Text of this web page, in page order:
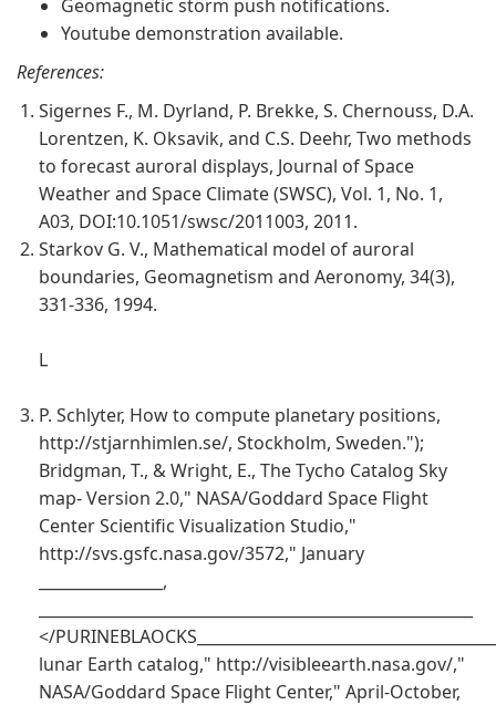
Geomagnetic storm push notifications.
Youtube demonstration available.
References:
Sigernes F., M. Dyrland, P. Brekke, S. Chernouss, D.A.
Lorentzen, K. Oksavik, and C.S. Deehr, Two methods
to forecast auroral displays, Journal of Space
Weather and Space Climate (SWSC), Vol. 1, No. 1,
A03, DOI:10.1051/swsc/2011003, 2011.
Starkov G. V., Mathematical model of auroral
boundaries, Geomagnetism and Aeronomy, 34(3),
331-336, 1994.
L
P. Schlyter, How to compute planetary positions,
http://stjarnhimlen.se/, Stockholm, Sweden.");
Bridgman, T., & Wright, E., The Tycho Catalog Sky
map- Version 2.0," NASA/Goddard Space Flight
Center Scientific Visualization Studio,"
http://svs.gsfc.nasa.gov/3572," January
________________,
</
lunar Earth catalog," http://visibleearth.nasa.gov/,"
NASA/Goddard Space Flight Center," April-October,